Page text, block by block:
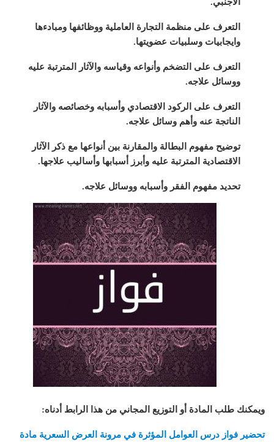
التعرف على منظمة التجارة العاملية ووظائفها ومبادءها
وايجابيات وسلبيات عضويتها.
التعرف على التضخم وأنواعه وقياسه والآثار المترتبة عليه
ووسائل علاجه.
التعرف على الركود الاقتصادي وأسبابه وخصائصه والآثار
الناتجة عنه وأهم وسائل علاجه.
توضيح مفهوم البطالة والمقارنة بين أنواعها مع ذكر الآثار
الاقتصادية المترتبة عليه وأبرز أسبابها وأساليب علاجها.
تحديد مفهوم الفقر وأسبابه ووسائل علاجه.
ويمكنك طلب المادة أو التوزيع المجاني من هذا الرابط أدناه:
تحضير فواز درس العوامل المؤثرة في مرونة العرض السعرية مادة